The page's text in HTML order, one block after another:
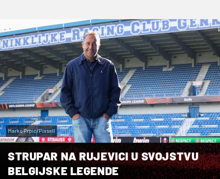
Marko Prpić/Pixsell
STRUPAR NA RUJEVICI U SVOJSTVU
BELGIJSKE LEGENDE